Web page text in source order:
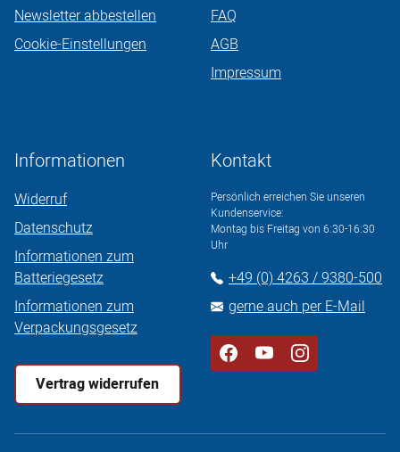
Newsletter abbestellen
Cookie-Einstellungen
FAQ
AGB
Impressum
Informationen
Widerruf
Datenschutz
Informationen zum
Batteriegesetz
Informationen zum
Verpackungsgesetz
Vertrag widerrufen
Kontakt
Persönlich erreichen Sie unseren
Kundenservice:
Montag bis Freitag von 6:30-16:30
Uhr
+49 (0) 4263 / 9380-500
gerne auch per E-Mail